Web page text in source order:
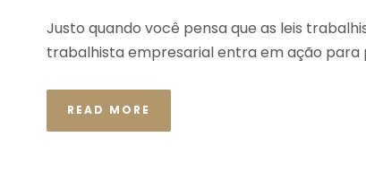
Justo quando você pensa que as leis
trabalhista empresarial entra em ação para
READ MORE